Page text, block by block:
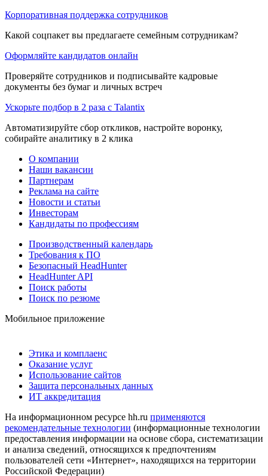
Корпоративная поддержка сотрудников
Какой соцпакет вы предлагаете семейным сотрудникам?
Оформляйте кандидатов онлайн
Проверяйте сотрудников и подписывайте кадровые
документы без бумаг и личных встреч
Ускорьте подбор в 2 раза с Talantix
Автоматизируйте сбор откликов, настройте воронку,
собирайте аналитику в 2 клика
О компании
Наши вакансии
Партнерам
Реклама на сайте
Новости и статьи
Инвесторам
Кандидаты по профессиям
Производственный календарь
Требования к ПО
Безопасный HeadHunter
HeadHunter API
Поиск работы
Поиск по резюме
Мобильное приложение
Этика и комплаенс
Оказание услуг
Использование сайтов
Защита персональных данных
ИТ аккредитация
На информационном ресурсе hh.ru применяются
рекомендательные технологии (информационные технологии
предоставления информации на основе сбора, систематизации
и анализа сведений, относящихся к предпочтениям
пользователей сети «Интернет», находящихся на территории
Российской Федерации)